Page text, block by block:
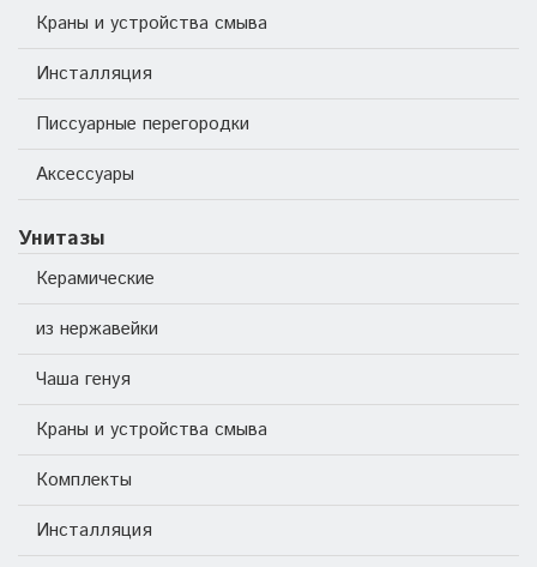
Краны и устройства смыва
Инсталляция
Писсуарные перегородки
Аксессуары
Унитазы
Керамические
из нержавейки
Чаша генуя
Краны и устройства смыва
Комплекты
Инсталляция